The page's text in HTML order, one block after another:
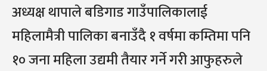
अध्यक्ष थापाले बडिगाड गाउँपालिकालाई
महिलामैत्री पालिका बनाउँदै १ वर्षमा कम्तिमा पनि
१० जना महिला उद्यमी तैयार गर्ने गरी आफुहरुले